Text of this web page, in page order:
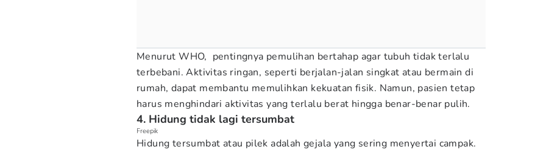
Menurut WHO, pentingnya pemulihan bertahap agar tubuh tidak terlalu
terbebani. Aktivitas ringan, seperti berjalan-jalan singkat atau bermain di
rumah, dapat membantu memulihkan kekuatan fisik. Namun, pasien tetap
harus menghindari aktivitas yang terlalu berat hingga benar-benar pulih.
4. Hidung tidak lagi tersumbat
Freepik
Hidung tersumbat atau pilek adalah gejala yang sering menyertai campak.